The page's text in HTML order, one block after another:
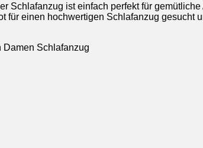
Schlafanzug ist einfach perfekt für
einen hochwertigen Schlafanzug gesucht
Damen Schlafanzug